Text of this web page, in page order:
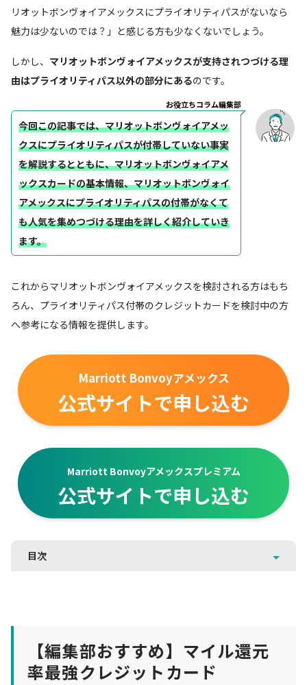
リオットボンヴォイアメックスにプライオリティパスがないなら
魅力は少ないのでは？」と感じる方も少なくないでしょう。
しかし、 マリオットボンヴォイアメックスが支持されつづける理
由はプライオリティパス以外の部分にあるのです。
お役立ちコラム編集部
今回この記事では、マリオットボンヴォイアメッ
クスにプライオリティパスが付帯していない事実
を解説するとともに、マリオットボンヴォイアメ
ックスカードの基本情報、マリオットボンヴォイ
アメックスにプライオリティパスの付帯がなくて
も人気を集めつづける理由を詳しく紹介していき
ます。
これからマリオットボンヴォイアメックスを検討される方はもち
ろん、プライオリティパス付帯のクレジットカードを検討中の方
へ参考になる情報を提供します。
Marriott Bonvoyアメックス
公式サイトで申し込む
Marriott Bonvoyアメックスプレミアム
公式サイトで申し込む
目次
【編集部おすすめ】マイル還元
率最強クレジットカード